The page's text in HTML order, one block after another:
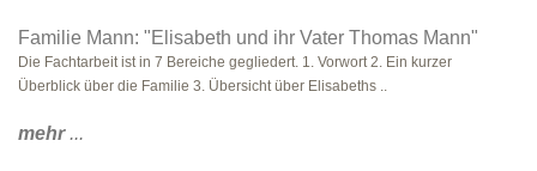
Familie Mann: "Elisabeth und ihr Vater Thomas Mann"
Die Fachtarbeit ist in 7 Bereiche gegliedert. 1. Vorwort 2. Ein kurzer
Überblick über die Familie 3. Übersicht über Elisabeths ..
mehr...